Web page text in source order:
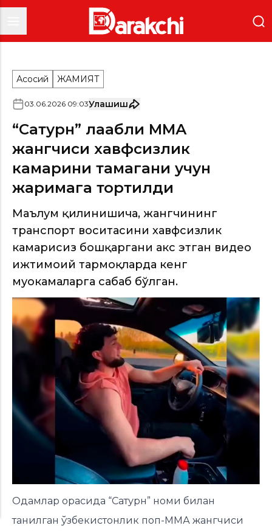
Асосий ЖАМИЯТ
03.06.2026 09:03Улашиш
“Сатурн” лақабли ММА
жангчиси хавфсизлик
камарини тақмагани учун
жаримага тортилди
Маълум қилинишича, жангчининг
транспорт воситасини хавфсизлик
камарисиз бошқаргани акс этган видео
ижтимоий тармоқларда кенг
муҳокамаларга сабаб бўлган.
Одамлар орасида “Сатурн” номи билан
танилган ўзбекистонлик поп-ММА жангчиси